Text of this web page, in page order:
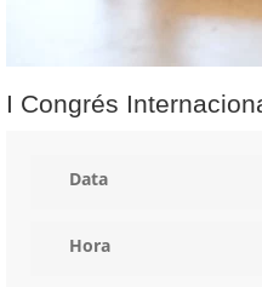
I Congrés
Data
Hora